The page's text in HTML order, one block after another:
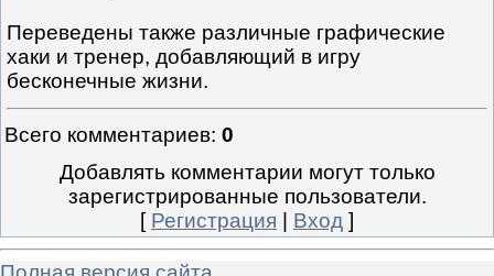
Переведены также различные графические
хаки и тренер, добавляющий в игру
бесконечные жизни.
Всего комментариев: 0
Добавлять комментарии могут только
зарегистрированные пользователи.
[ Регистрация Вход ]